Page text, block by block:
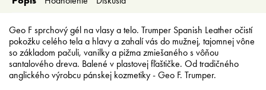
Nízke ceny pre holičov a
kaderníkov
Geo F sprchový gél na vlasy a telo. Trumper Spanish Leather očistí
pokožku celého tela a hlavy a zahalí vás do mužnej, tajomnej vône
so základom pačuli, vanilky a pižma zmiešaného s vôňou
santalového dreva. Balené v plastovej fľaštičke. Od tradičného
anglického výrobcu pánskej kozmetiky - Geo F. Trumper.